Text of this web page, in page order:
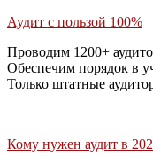
Аудит с пользой 100%
Проводим 1200+
Обеспечим порядок в
Только штатные
Кому нужен аудит в